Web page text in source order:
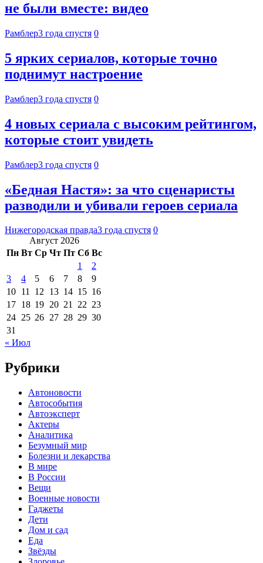
не были вместе: видео
Рамблер3 года спустя 0
5 ярких сериалов, которые точно
поднимут настроение
Рамблер3 года спустя 0
4 новых сериала с высоким рейтингом,
которые стоит увидеть
Рамблер3 года спустя 0
«Бедная Настя»: за что сценаристы
разводили и убивали героев сериала
Нижегородская правда3 года спустя 0
Август 2026
Пн Вт Ср Чт Пт Сб Вс
1
2
3
4 5 6 7 8
9
10 11 12 13 14 15 16
17 18 19 20 21 22 23
24 25 26 27 28 29 30
31
« Июл
Рубрики
Автоновости
Автособытия
Автоэксперт
Актеры
Аналитика
Безумный мир
Болезни и лекарства
В мире
В России
Вещи
Военные новости
Гаджеты
Дети
Дом и сад
Еда
Звёзды